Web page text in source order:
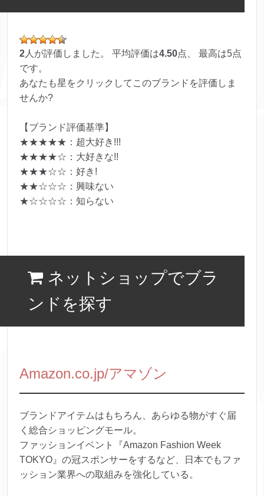
2 人が評価しました。 平均評価は4.50点、 最高は5点
です。
あなたも星をクリックしてこのブランドを評価しま
せんか?
【ブランド評価基準】
★★★★★：超大好き!!!
★★★★☆：大好きな!!
★★★☆☆：好き!
★★☆☆☆：興味ない
★☆☆☆☆：知らない
ネットショップでブラ
ンドを探す
Amazon.co.jp/アマゾン
ブランドアイテムはもちろん、あらゆる物がすぐ届
く総合ショッピングモール。
ファッションイベント『Amazon Fashion Week
TOKYO』の冠スポンサーをするなど、日本でもファ
ッション業界への取組みを強化している。